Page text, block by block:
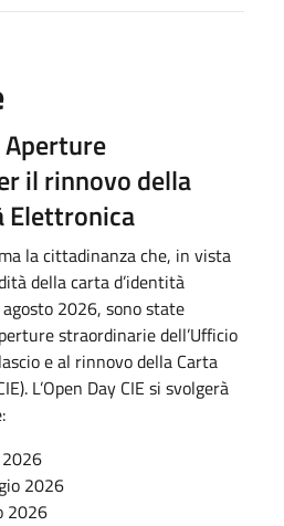
Aperture
il rinnovo della
Elettronica
la cittadinanza che, in vista
della carta d’identità
2026, sono state
straordinarie dell’Ufficio
e al rinnovo della Carta
L’Open Day CIE si svolgerà
2026
2026